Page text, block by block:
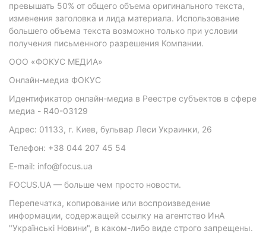
превышать 50% от общего объема оригинального текста,
изменения заголовка и лида материала. Использование
большего объема текста возможно только при условии
получения письменного разрешения Компании.
ООО «ФОКУС МЕДИА»
Онлайн-медиа ФОКУС
Идентификатор онлайн-медиа в Реестре субъектов в сфере
медиа - R40-03129
Адрес: 01133, г. Киев, бульвар Леси Украинки, 26
Телефон: +38 044 207 45 54
E-mail: info@focus.ua
FOCUS.UA — больше чем просто новости.
Перепечатка, копирование или воспроизведение
информации, содержащей ссылку на агентство ИнА
"Українські Новини", в каком-либо виде строго запрещены.